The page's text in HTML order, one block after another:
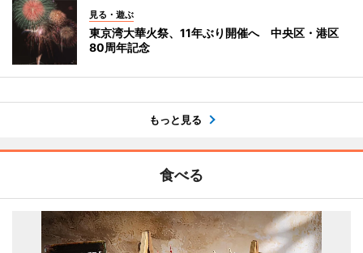
見る・遊ぶ
東京湾大華火祭、11年ぶり開催へ 中央区・港区
80周年記念
もっと見る
食べる